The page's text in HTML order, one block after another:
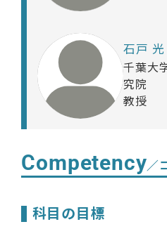
石戸 光
千葉大
究院
教授
Competency／
科目の目標